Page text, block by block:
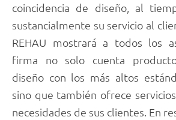
coincidencia de diseño, al
sustancialmente su servicio al
REHAU mostrará a todos los
firma no solo cuenta
diseño con los más altos
sino que también ofrece
necesidades de sus clientes. En